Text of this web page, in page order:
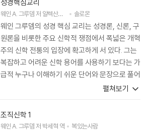
성경핵심교리
웨인 A. 그루뎀저 알렉산더 그루뎀 편박재은
솔로몬
웨인 그루뎀의 성경 핵심 교리는 성경론, 신론, 구
원론을 비롯한 주요 신학적 쟁점에서 폭넓은 개혁
주의 신학 전통의 입장에 확고하게 서 있다. 그는
복잡하고 어려운 신학 용어를 사용하기 보다는 가
급적 누구나 이해하기 쉬운 단어와 문장으로 풀어
설명함으로써, 다양한 배경과 수준을 가진 많은
할 수 있게 하며, 그들이 더욱 힘 있는 신앙 생활을
할 수 있도록 도와준다.
펼쳐보기
조직신학 1
웨인 A. 그루뎀저 박세혁 역 복있는사람